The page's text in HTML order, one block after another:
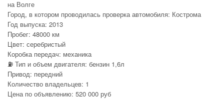
на Волге
Город, в котором проводилась проверка автомобиля: Кострома
Год выпуска: 2013
Пробег: 48000 км
Цвет: серебристый
Коробка передач: механика
⛽ Тип и объем двигателя: бензин 1,6л
Привод: передний
Количество владельцев: 1
Цена по объявлению: 520 000 руб